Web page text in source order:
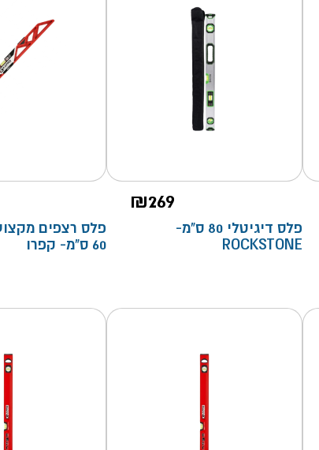
₪269
פלס דיגיטלי 80 ס"מ-
ROCKSTONE
פלס רצפים
60 ס"מ- קפרו